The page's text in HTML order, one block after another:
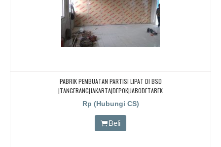
PABRIK PEMBUATAN PARTISI LIPAT DI BSD
|TANGERANG|JAKARTA|DEPOK|JABODETABEK
Rp (Hubungi CS)
Beli